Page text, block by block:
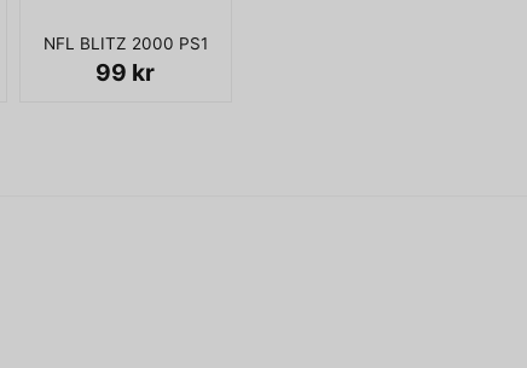
NFL BLITZ 2000 PS1
99 kr